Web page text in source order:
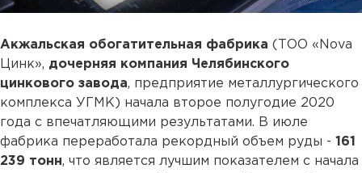
Акжальская обогатительная фабрика (ТОО «Nova
Цинк», дочерняя компания Челябинского
цинкового завода, предприятие металлургического
комплекса УГМК) начала второе полугодие 2020
года с впечатляющими результатами. В июле
фабрика переработала рекордный объем руды - 161
239 тонн, что является лучшим показателем с начала